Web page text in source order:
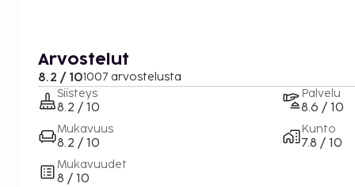
Arvostelut
8.2 / 101007 arvostelusta
Siisteys
8.2 / 10
Mukavuus
8.2 / 10
Mukavuudet
8 / 10
Palvelu
8.6 / 10
Kunto
7.8 / 10